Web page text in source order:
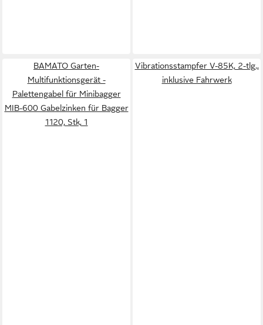
BAMATO Garten-
Multifunktionsgerät -
Palettengabel für Minibagger
MIB-600 Gabelzinken für Bagger
1120, Stk, 1
Vibrationsstampfer V-85K, 2-tlg.,
inklusive Fahrwerk